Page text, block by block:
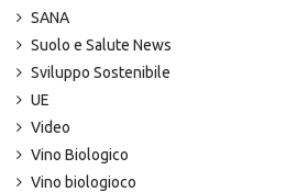
SANA
Suolo e Salute News
Sviluppo Sostenibile
UE
Video
Vino Biologico
Vino biologioco